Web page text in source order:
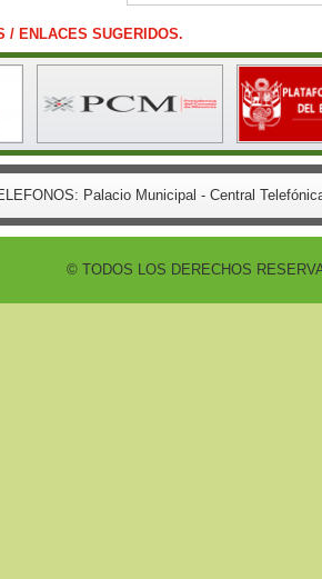
/ ENLACES SUGERIDOS.
Palacio Municipal - Central
© TODOS LOS DERECHOS